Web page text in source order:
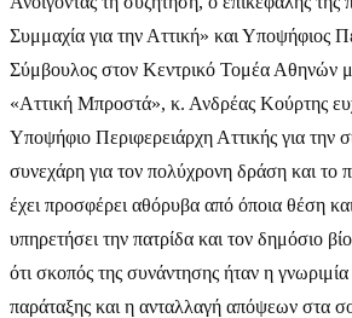
Συμμαχία για την Αττική» και Υποψήφιος
Σύμβουλος στον Κεντρικό Τομέα Αθηνών
«Αττική Μπροστά», κ. Ανδρέας Κούρτης
Υποψήφιο Περιφερειάρχη Αττικής για την
συνεχάρη για τον πολύχρονη δράση και το
έχει προσφέρει αθόρυβα από όποια θέση
υπηρετήσει την πατρίδα και τον δημόσιο
ότι σκοπός της συνάντησης ήταν η
παράταξης και η ανταλλαγή απόψεων στα